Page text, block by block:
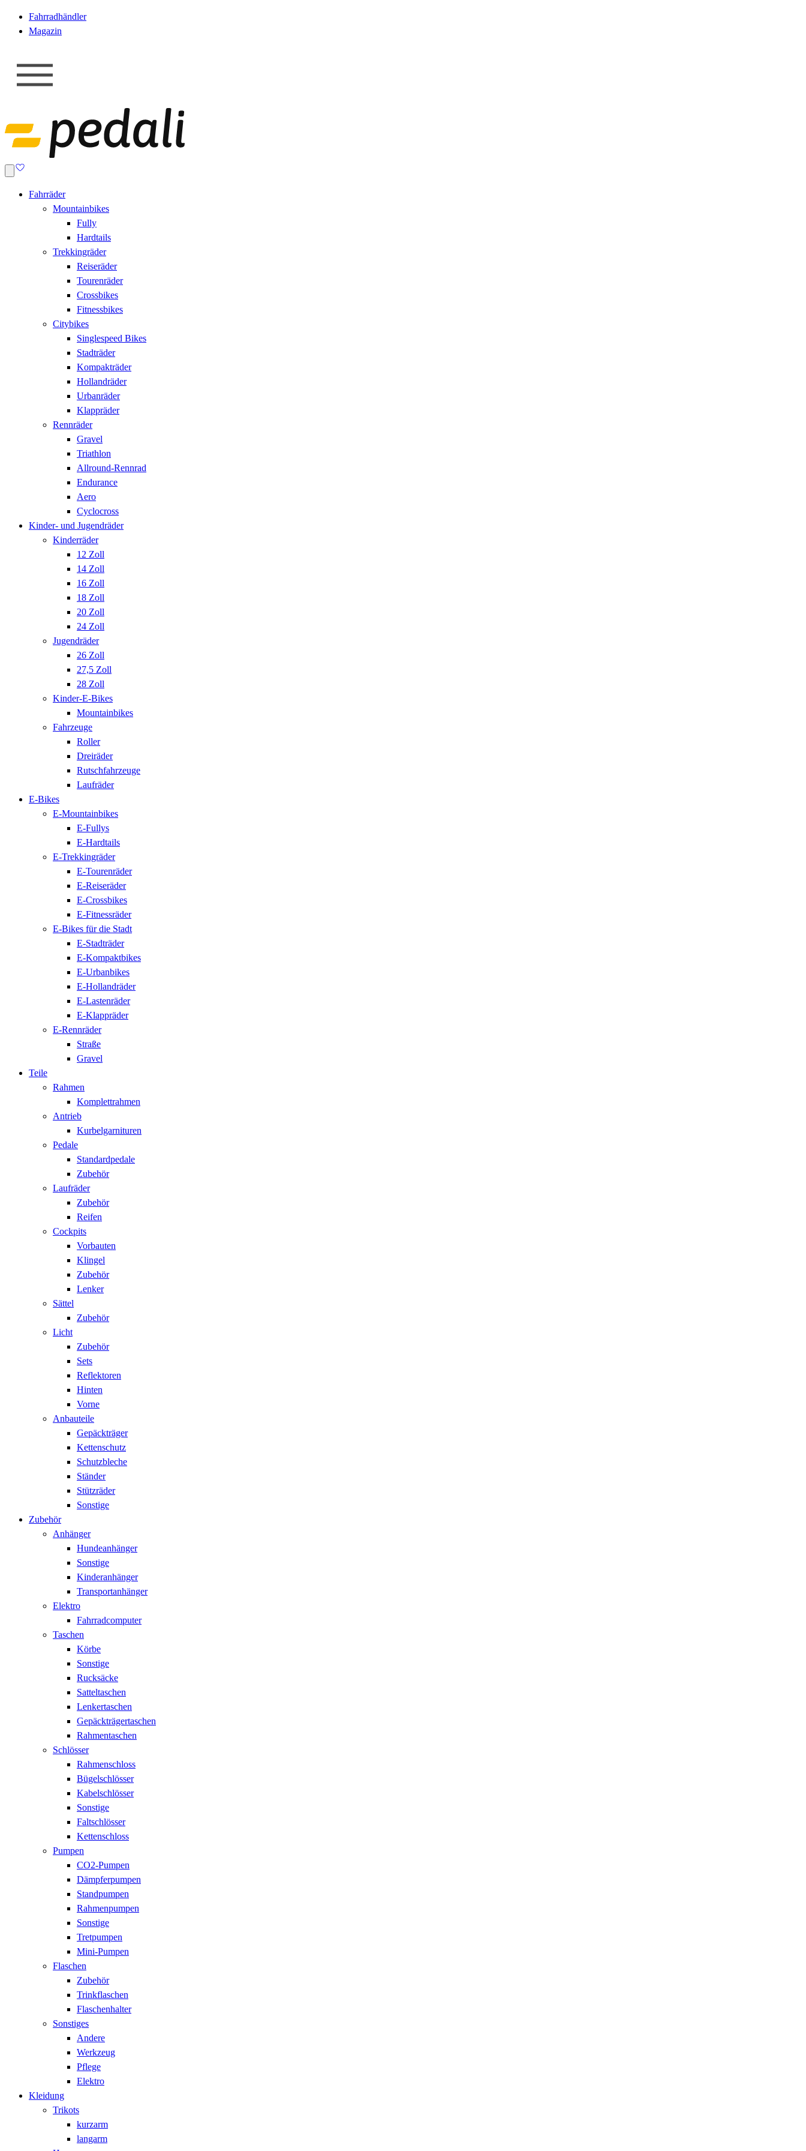
Fahrradhändler
Magazin
Fahrräder
Mountainbikes
Fully
Hardtails
Trekkingräder
Reiseräder
Tourenräder
Crossbikes
Fitnessbikes
Citybikes
Singlespeed Bikes
Stadträder
Kompakträder
Hollandräder
Urbanräder
Klappräder
Rennräder
Gravel
Triathlon
Allround-Rennrad
Endurance
Aero
Cyclocross
Kinder- und Jugendräder
Kinderräder
12 Zoll
14 Zoll
16 Zoll
18 Zoll
20 Zoll
24 Zoll
Jugendräder
26 Zoll
27,5 Zoll
28 Zoll
Kinder-E-Bikes
Mountainbikes
Fahrzeuge
Roller
Dreiräder
Rutschfahrzeuge
Laufräder
E-Bikes
E-Mountainbikes
E-Fullys
E-Hardtails
E-Trekkingräder
E-Tourenräder
E-Reiseräder
E-Crossbikes
E-Fitnessräder
E-Bikes für die Stadt
E-Stadträder
E-Kompaktbikes
E-Urbanbikes
E-Hollandräder
E-Lastenräder
E-Klappräder
E-Rennräder
Straße
Gravel
Teile
Rahmen
Komplettrahmen
Antrieb
Kurbelgarnituren
Pedale
Standardpedale
Zubehör
Laufräder
Zubehör
Reifen
Cockpits
Vorbauten
Klingel
Zubehör
Lenker
Sättel
Zubehör
Licht
Zubehör
Sets
Reflektoren
Hinten
Vorne
Anbauteile
Gepäckträger
Kettenschutz
Schutzbleche
Ständer
Stützräder
Sonstige
Zubehör
Anhänger
Hundeanhänger
Sonstige
Kinderanhänger
Transportanhänger
Elektro
Fahrradcomputer
Taschen
Körbe
Sonstige
Rucksäcke
Satteltaschen
Lenkertaschen
Gepäckträgertaschen
Rahmentaschen
Schlösser
Rahmenschloss
Bügelschlösser
Kabelschlösser
Sonstige
Faltschlösser
Kettenschloss
Pumpen
CO2-Pumpen
Dämpferpumpen
Standpumpen
Rahmenpumpen
Sonstige
Tretpumpen
Mini-Pumpen
Flaschen
Zubehör
Trinkflaschen
Flaschenhalter
Sonstiges
Andere
Werkzeug
Pflege
Elektro
Kleidung
Trikots
kurzarm
langarm